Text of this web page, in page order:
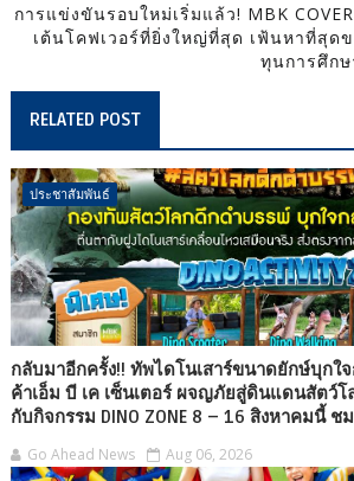
การแข่งขันรอบใหม่เริ่มแล้ว! MBK
เต้นโคฟเวอร์ที่ยิ่งใหญ่ที่สุด เฟ้นหาที่สุด
ทุนการศึก
RELATED POST
ประชาสัมพันธ์
กลับมาอีกครั้ง!! ทัพไดโนเสาร์ขนาดยักษ์บุกใจ
ค้าเอ็ม บี เค เซ็นเตอร์ ผจญภัยสู่ดินแดนสัตว์
กับกิจกรรม DINO ZONE 8 – 16 สิงหาคมนี้ ช
Go Ahead News Aug 06, 2026